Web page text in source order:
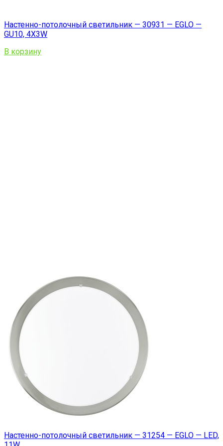
Настенно-потолочный светильник — 30931 — EGLO —
GU10, 4X3W
В корзину
Настенно-потолочный светильник — 31254 — EGLO — LED,